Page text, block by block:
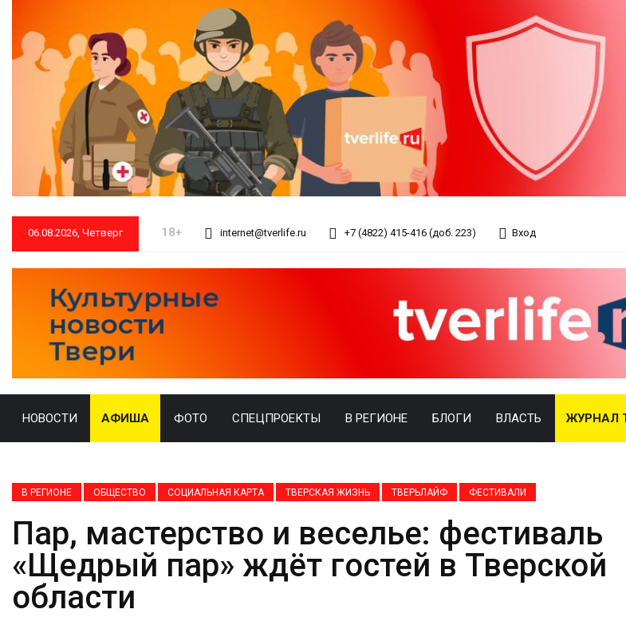
06.08.2026, Четверг 18+ internet@tverlife.ru +7 (4822) 415-416 (доб. 223) Вход
НОВОСТИ АФИША ФОТО СПЕЦПРОЕКТЫ В РЕГИОНЕ БЛОГИ ВЛАСТЬ ЖУРНАЛ
В РЕГИОНЕ ОБЩЕСТВО СОЦИАЛЬНАЯ КАРТА ТВЕРСКАЯ ЖИЗНЬ ТВЕРЬЛАЙФ ФЕСТИВАЛИ
Пар, мастерство и веселье: фестиваль
«Щедрый пар» ждёт гостей в Тверской
области